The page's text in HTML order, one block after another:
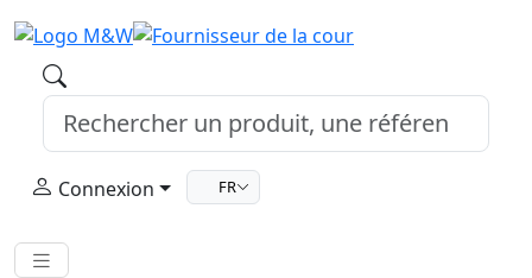
Connexion FR